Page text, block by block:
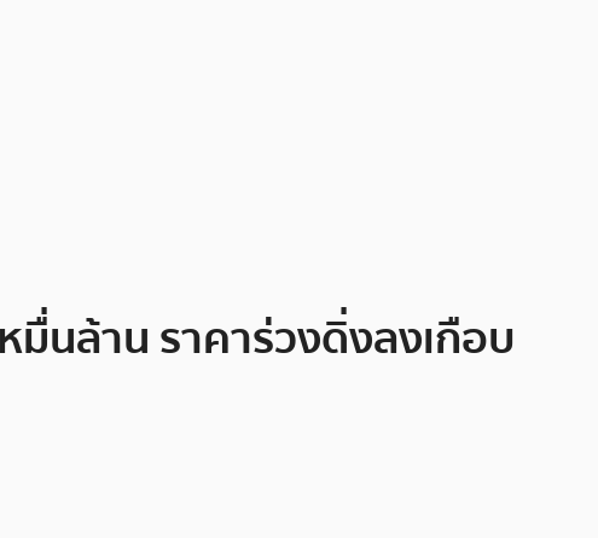
นล้าน ราคาร่วงดิ่งลงเกือบ